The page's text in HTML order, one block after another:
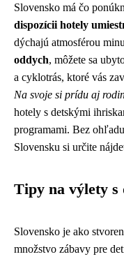
Slovensko má čo
dispozícii hotely
dýchajú atmosférou
oddych, môžete sa
a cyklotrás, ktoré vás
Na svoje si prídu aj
hotely s detskými
programami. Bez
Slovensku si určite
Tipy na výlety s
Slovensko je ako
množstvo zábavy pre